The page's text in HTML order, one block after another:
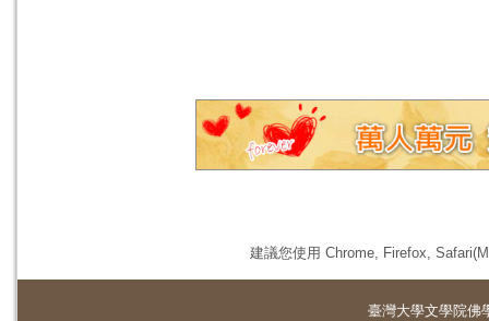
建議您使用 Chrome, Firefox,
臺灣大學文學院佛